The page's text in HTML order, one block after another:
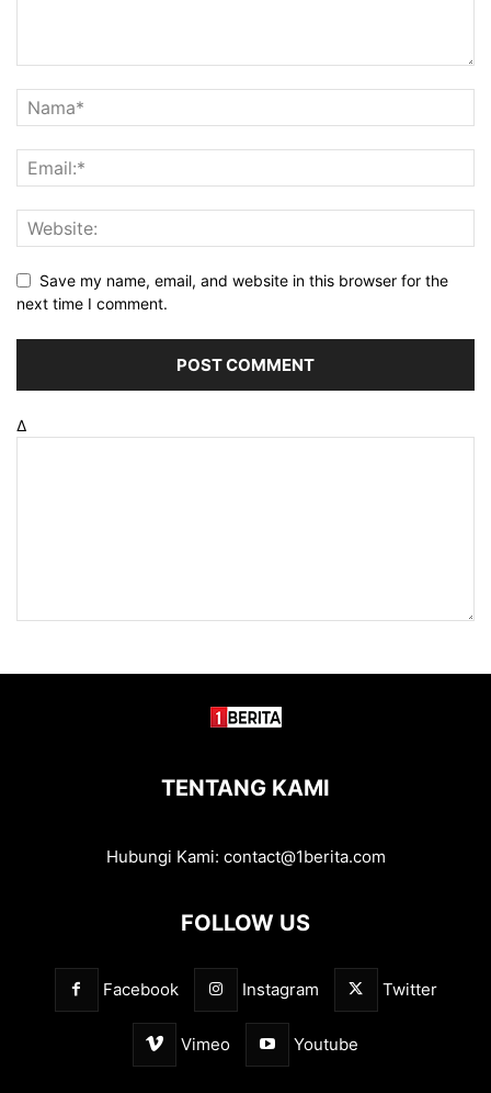
Save my name, email, and website in this browser for the
next time I comment.
Δ
TENTANG KAMI
Hubungi Kami: contact@1berita.com
FOLLOW US
Facebook Instagram Twitter
Vimeo Youtube